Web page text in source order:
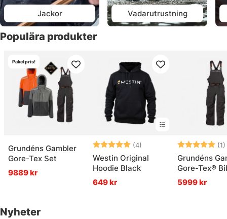
Jackor Vadarutrustning
Populära produkter
Paketpris!
Grundéns Gambler
Gore-Tex Set
9889 kr
Betyg: (4)
5.0 utav 5 stjärnor
Westin Original
Hoodie Black
649 kr
Betyg: (1)
Grundéns
Gore-Tex®
Anchor
5999 kr
Nyheter